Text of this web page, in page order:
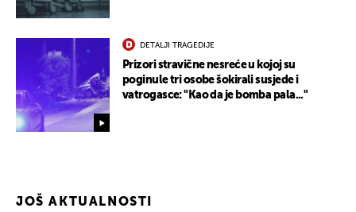
DETALJI TRAGEDIJE
Prizori stravične nesreće u kojoj su
poginule tri osobe šokirali susjede i
vatrogasce: "Kao da je bomba pala..."
JOŠ AKTUALNOSTIUKLJUČITE NOTIFIKACIJE